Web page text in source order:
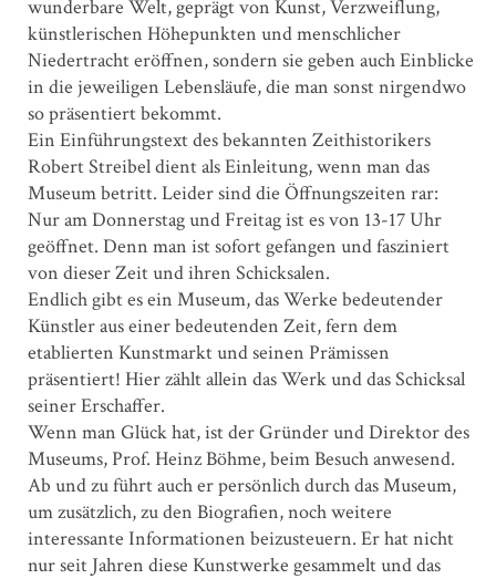
wunderbare Welt, geprägt von Kunst, Verzweiflung,
künstlerischen Höhepunkten und menschlicher
Niedertracht eröffnen, sondern sie geben auch Einblicke
in die jeweiligen Lebensläufe, die man sonst nirgendwo
so präsentiert bekommt.
Ein Einführungstext des bekannten Zeithistorikers
Robert Streibel dient als Einleitung, wenn man das
Museum betritt. Leider sind die Öffnungszeiten rar:
Nur am Donnerstag und Freitag ist es von 13-17 Uhr
geöffnet. Denn man ist sofort gefangen und fasziniert
von dieser Zeit und ihren Schicksalen.
Endlich gibt es ein Museum, das Werke bedeutender
Künstler aus einer bedeutenden Zeit, fern dem
etablierten Kunstmarkt und seinen Prämissen
präsentiert! Hier zählt allein das Werk und das Schicksal
seiner Erschaffer.
Wenn man Glück hat, ist der Gründer und Direktor des
Museums, Prof. Heinz Böhme, beim Besuch anwesend.
Ab und zu führt auch er persönlich durch das Museum,
um zusätzlich, zu den Biografien, noch weitere
interessante Informationen beizusteuern. Er hat nicht
nur seit Jahren diese Kunstwerke gesammelt und das